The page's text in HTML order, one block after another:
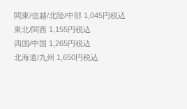
関東/信越/北陸/中部 1,045円税込
東北/関西 1,155円税込
四国/中国 1,265円税込
北海道/九州 1,650円税込